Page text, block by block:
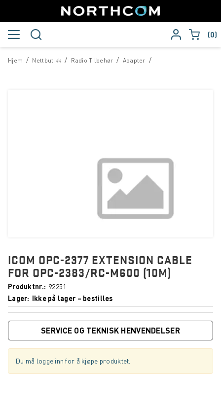
0
/
Hjem /
Nettbutikk /
Radio Tilbehør /
Adapter
ICOM OPC-2377 EXTENSION CABLE
FOR OPC-2383/RC-M600 (10M)
Produktnr.
92251
Lager
Ikke på lager – bestilles
SERVICE OG TEKNISK HENVENDELSER
Du må logge inn for å kjøpe produktet.